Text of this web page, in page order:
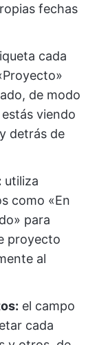
fechas
cada
de modo
viendo
detrás de
utiliza
como «En
para
proyecto
al
el campo
cada